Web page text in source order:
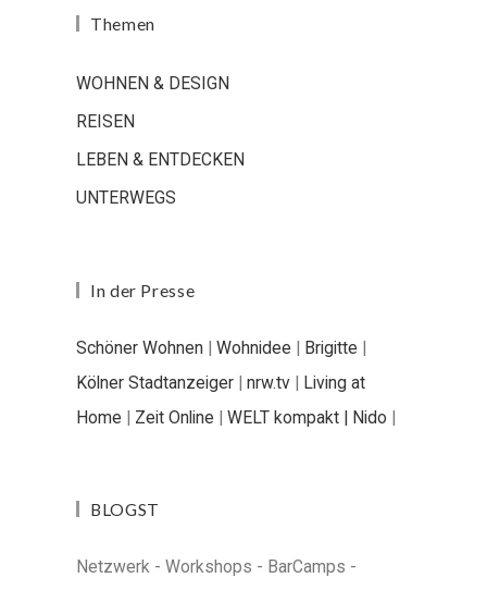
Themen
WOHNEN & DESIGN
REISEN
LEBEN & ENTDECKEN
UNTERWEGS
In der Presse
Schöner Wohnen | Wohnidee | Brigitte |
Kölner Stadtanzeiger | nrw.tv | Living at
Home | Zeit Online | WELT kompakt | Nido |
BLOGST
Netzwerk - Workshops - BarCamps -